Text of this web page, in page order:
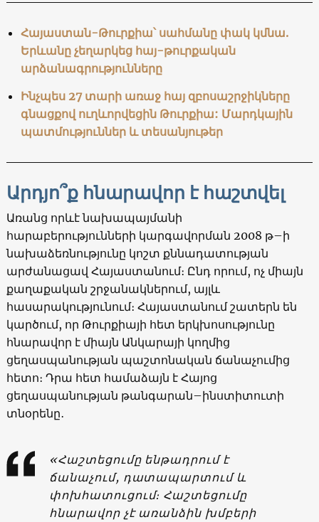
Հայաստան-Թուրքիա՝ սահմանը փակ կմնա.
Երևանը չեղարկեց հայ-թուրքական
արձանագրությունները
Ինչպես 27 տարի առաջ հայ զբոսաշրջիկները
գնացքով ուղևորվեցին Թուրքիա: Մարդկային
պատմություններ և տեսանյութեր
Արդյո՞ք հնարավոր է հաշտվել
Առանց որևէ նախապայմանի
հարաբերությունների կարգավորման 2008 թ–ի
նախաձեռնությունը կոշտ քննադատության
արժանացավ Հայաստանում։ Ընդ որում, ոչ միայն
քաղաքական շրջանակներում, այլև
հասարակությունում։ Հայաստանում շատերն են
կարծում, որ Թուրքիայի հետ երկխոսությունը
հնարավոր է միայն Անկարայի կողմից
ցեղասպանության պաշտոնական ճանաչումից
հետո։ Դրա հետ համաձայն է Հայոց
ցեղասպանության թանգարան–ինստիտուտի
տնօրենը․
«Հաշտեցումը ենթադրում է
ճանաչում, դատապարտում և
փոխհատուցում։ Հաշտեցումը
հնարավոր չէ առանձին խմբերի